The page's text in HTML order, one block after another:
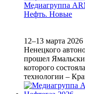
Медиагруппа
Нефть. Новые
12–13 марта
Ненецкого
прошел
которого
технологии –